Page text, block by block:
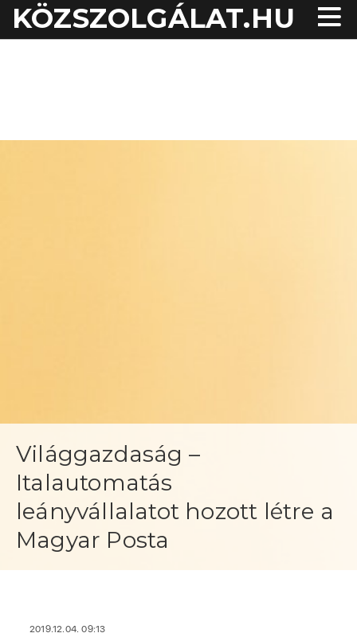
KÖZSZOLGÁLAT.HU
Világgazdaság –
Italautomatás
leányvállalatot hozott létre a
Magyar Posta
2019.12.04. 09:13